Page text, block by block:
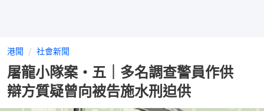
港聞 社會新聞
屠龍小隊案・五｜多名調查警員作供
辯方質疑曾向被告施水刑迫供